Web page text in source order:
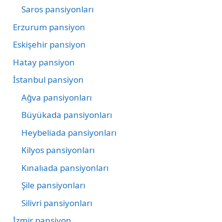
Saros pansiyonları
Erzurum pansiyon
Eskişehir pansiyon
Hatay pansiyon
İstanbul pansiyon
Ağva pansiyonları
Büyükada pansiyonları
Heybeliada pansiyonları
Kilyos pansiyonları
Kınalıada pansiyonları
Şile pansiyonları
Silivri pansiyonları